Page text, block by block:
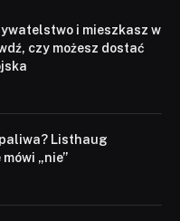
i mieszkasz w
czy możesz dostać
Listhaug
„nie”